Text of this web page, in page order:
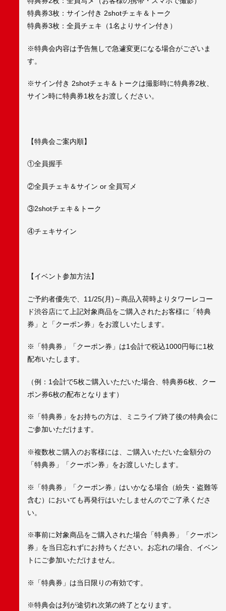
特典券3枚：サイン付き 2shotチェキ＆トーク
特典券3枚：全員チェキ（1名よりサイン付き）
※特典会内容は予告無しで急遽変更になる場合がございま
す。
※サイン付き 2shotチェキ＆トークは撮影時に特典券2枚、
サイン時に特典券1枚をお渡しください。
【特典会ご案内順】
①全員握手
②全員チェキ＆サイン or 全員写メ
③2shotチェキ＆トーク
④チェキサイン
【イベント参加方法】
ご予約者優先で、11/25(月)～商品入荷時よりタワーレコー
ド渋谷店にて上記対象商品をご購入されたお客様に「特典
券」と「クーポン券」をお渡しいたします。
※「特典券」「クーポン券」は1会計で税込1000円毎に1枚
配布いたします。
（例：1会計で5枚ご購入いただいた場合、特典券6枚、クー
ポン券6枚の配布となります）
※「特典券」をお持ちの方は、ミニライブ終了後の特典会に
ご参加いただけます。
※複数枚ご購入のお客様には、ご購入いただいた金額分の
「特典券」「クーポン券」をお渡しいたします。
※「特典券」「クーポン券」はいかなる場合（紛失・盗難等
含む）においても再発行はいたしませんのでご了承くださ
い。
※事前に対象商品をご購入された場合「特典券」「クーポン
券」を当日忘れずにお持ちください。お忘れの場合、イベン
トにご参加いただけません。
※「特典券」は当日限りの有効です。
※特典会は列が途切れ次第の終了となります。